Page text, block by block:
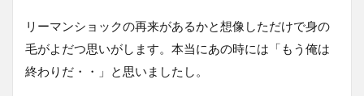
リーマンショックの再来があるかと想像しただけで身の
毛がよだつ思いがします。本当にあの時には「もう俺は
終わりだ・・」と思いましたし。